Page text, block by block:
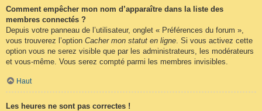
Comment empêcher mon nom d’apparaître dans la liste des
membres connectés ?
Depuis votre panneau de l’utilisateur, onglet « Préférences du forum »,
vous trouverez l’option Cacher mon statut en ligne . Si vous activez cette
option vous ne serez visible que par les administrateurs, les modérateurs
et vous-même. Vous serez compté parmi les membres invisibles.
Haut
Les heures ne sont pas correctes !